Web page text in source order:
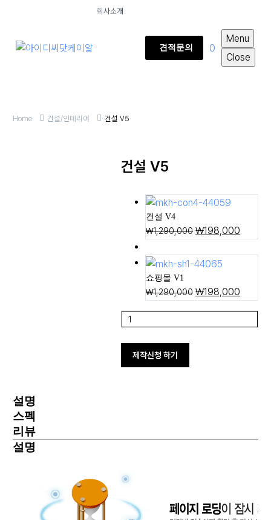
회사소개
견적문의 0
Menu
Close
Home 건설/인테리어 건설 V5
건설 V5
건설 V4
₩1,290,000 ₩198,000
쇼핑몰 V1
₩1,290,000 ₩198,000
제작신청 하기
설명
스펙
리뷰
설명